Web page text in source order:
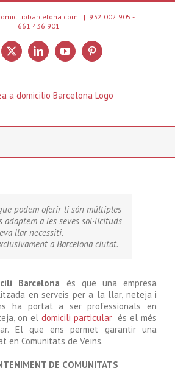
| 932 002 905 -
661 436 901
X LinkedInYouTubePinterest
podem oferir-li són múltiples
adaptem a les seves sol·licituds
llar necessiti.
a Barcelona ciutat.
Barcelona és que una empresa
en serveis per a la llar, neteja i
ha portat a ser professionals en
on el domicili particularés el més
El que ens permet garantir una
en Comunitats de Veïns.
DE COMUNITATS